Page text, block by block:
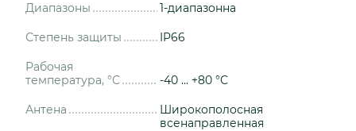
Диапазоны 1-диапазонна
Степень защиты IP66
Рабочая
температура, °С
-40 ... +80 °C
Антена
Широкополосная
всенаправленная